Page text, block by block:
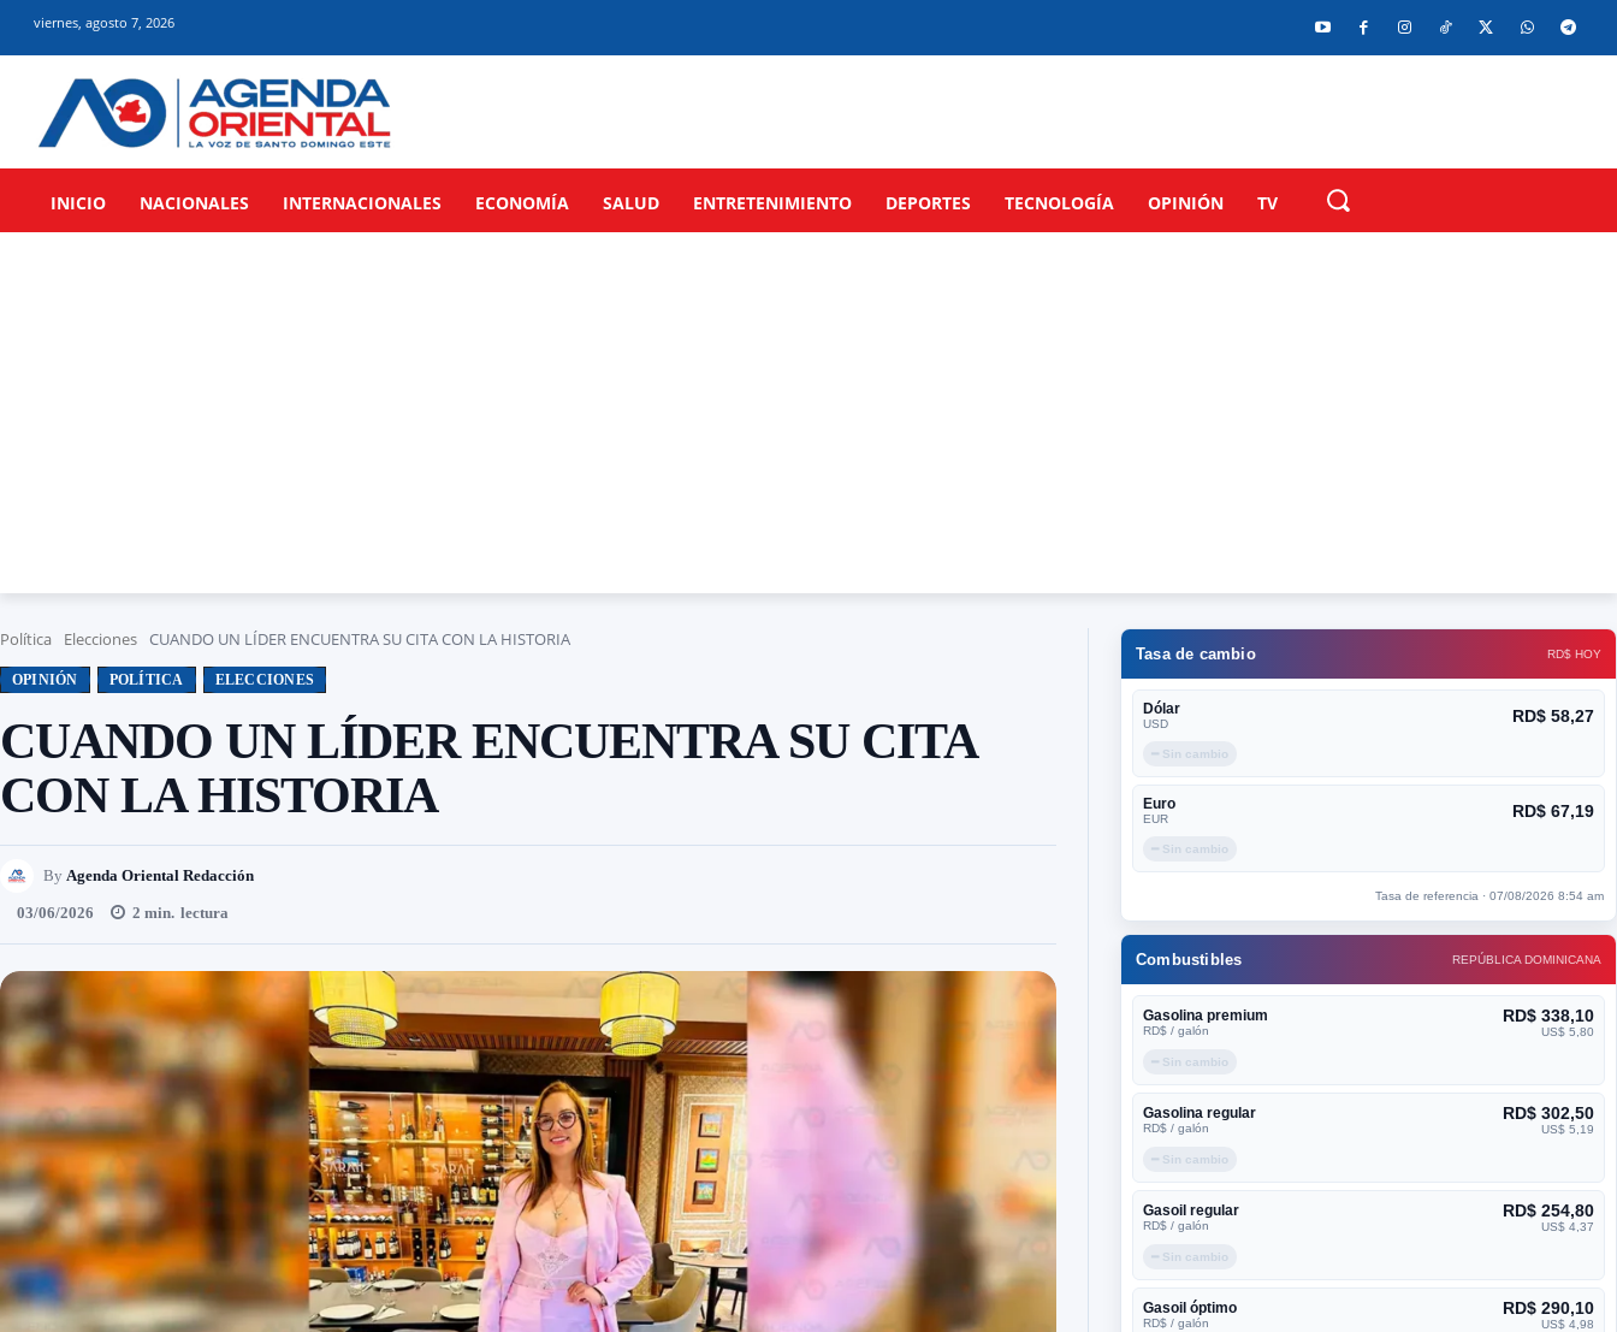
viernes, agosto 7, 2026
INICIO NACIONALES INTERNACIONALES ECONOMÍA SALUD ENTRETENIMIENTO DEPORTES TECNOLOGÍA OPINIÓN TV
Política Elecciones CUANDO UN LÍDER ENCUENTRA SU CITA CON LA HISTORIA
OPINIÓN POLÍTICA ELECCIONES
CUANDO UN LÍDER ENCUENTRA SU CITA
CON LA HISTORIA
By Agenda Oriental Redacción
03/06/2026 2 min. lectura
Tasa de cambio RD$ HOY
Dólar
USD RD$ 58,27
━ Sin cambio
Euro
EUR RD$ 67,19
━ Sin cambio
Tasa de referencia · 07/08/2026 8:54 am
Combustibles REPÚBLICA DOMINICANA
Gasolina premium
RD$ / galón
RD$ 338,10
US$ 5,80
━ Sin cambio
Gasolina regular
RD$ / galón
RD$ 302,50
US$ 5,19
━ Sin cambio
Gasoil regular
RD$ / galón
RD$ 254,80
US$ 4,37
━ Sin cambio
Gasoil óptimo
RD$ / galón
RD$ 290,10
US$ 4,98